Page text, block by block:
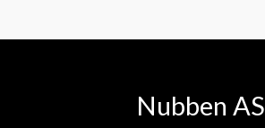
Nubben AS